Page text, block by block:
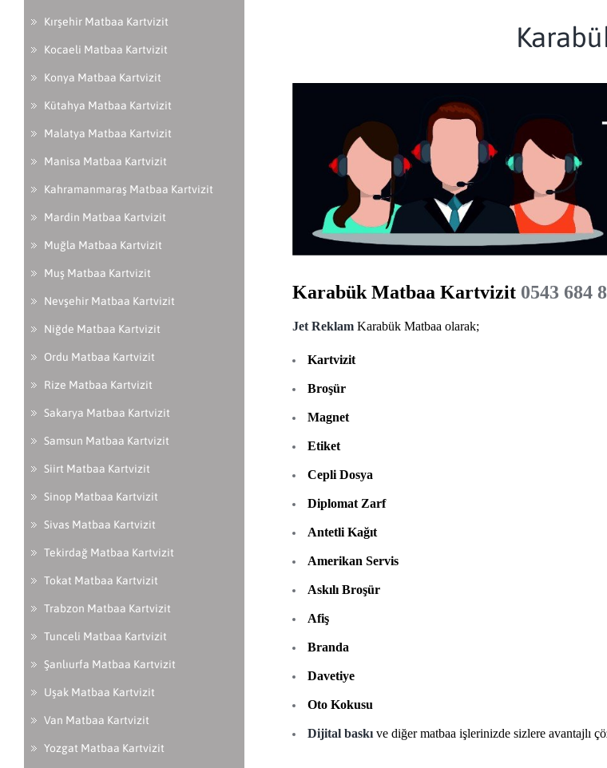
Karabük Matbaa Kartvizit 0543 684
Jet Reklam Karabük Matbaa olarak;
Kartvizit
Broşür
Magnet
Etiket
Cepli Dosya
Diplomat Zarf
Antetli Kağıt
Amerikan Servis
Askılı Broşür
Afiş
Branda
Davetiye
Oto Kokusu
Dijital baskı ve diğer matbaa işlerinizde sizlere avantajlı
Kırşehir Matbaa Kartvizit
Kocaeli Matbaa Kartvizit
Konya Matbaa Kartvizit
Kütahya Matbaa Kartvizit
Malatya Matbaa Kartvizit
Manisa Matbaa Kartvizit
Kahramanmaraş Matbaa Kartvizit
Mardin Matbaa Kartvizit
Muğla Matbaa Kartvizit
Muş Matbaa Kartvizit
Nevşehir Matbaa Kartvizit
Niğde Matbaa Kartvizit
Ordu Matbaa Kartvizit
Rize Matbaa Kartvizit
Sakarya Matbaa Kartvizit
Samsun Matbaa Kartvizit
Siirt Matbaa Kartvizit
Sinop Matbaa Kartvizit
Sivas Matbaa Kartvizit
Tekirdağ Matbaa Kartvizit
Tokat Matbaa Kartvizit
Trabzon Matbaa Kartvizit
Tunceli Matbaa Kartvizit
Şanlıurfa Matbaa Kartvizit
Uşak Matbaa Kartvizit
Van Matbaa Kartvizit
Yozgat Matbaa Kartvizit